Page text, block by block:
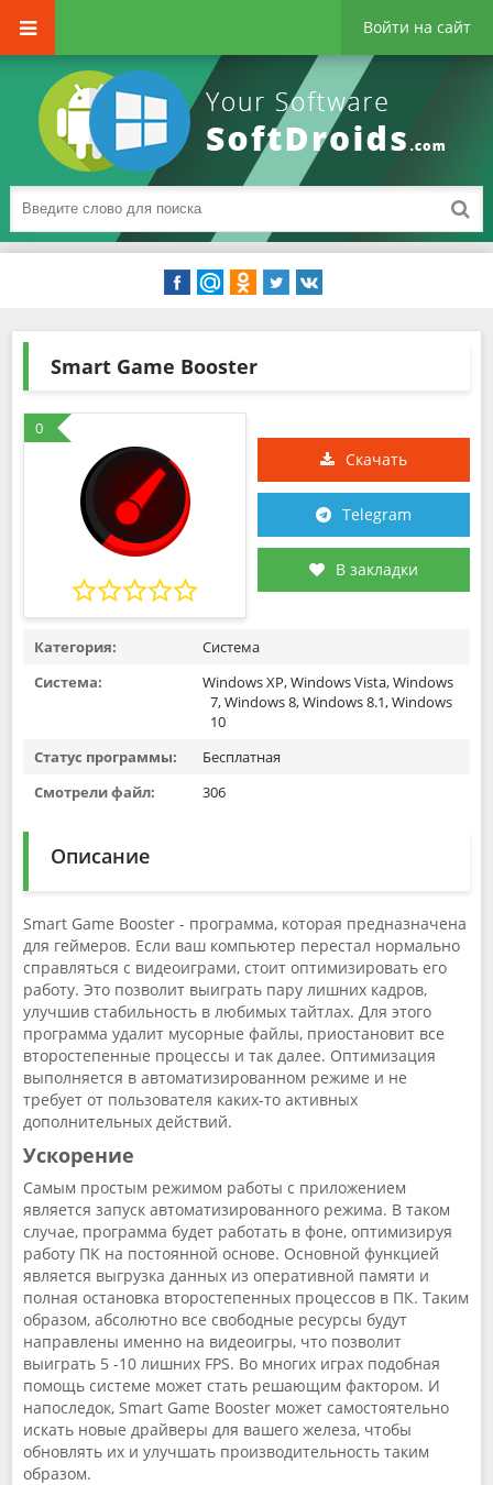
Войти на сайт
Smart Game Booster
0
Скачать
Telegram
В закладки
Категория:
Система
Система:
Windows XP, Windows Vista, Windows
7, Windows 8, Windows 8.1, Windows
10
Статус программы:
Бесплатная
Смотрели файл:
306
Описание
Smart Game Booster - программа, которая предназначена
для геймеров. Если ваш компьютер перестал нормально
справляться с видеоиграми, стоит оптимизировать его
работу. Это позволит выиграть пару лишних кадров,
улучшив стабильность в любимых тайтлах. Для этого
программа удалит мусорные файлы, приостановит все
второстепенные процессы и так далее. Оптимизация
выполняется в автоматизированном режиме и не
требует от пользователя каких-то активных
дополнительных действий.
Ускорение
Самым простым режимом работы с приложением
является запуск автоматизированного режима. В таком
случае, программа будет работать в фоне, оптимизируя
работу ПК на постоянной основе. Основной функцией
является выгрузка данных из оперативной памяти и
полная остановка второстепенных процессов в ПК. Таким
образом, абсолютно все свободные ресурсы будут
направлены именно на видеоигры, что позволит
выиграть 5 -10 лишних FPS. Во многих играх подобная
помощь системе может стать решающим фактором. И
напоследок, Smart Game Booster может самостоятельно
искать новые драйверы для вашего железа, чтобы
обновлять их и улучшать производительность таким
образом.